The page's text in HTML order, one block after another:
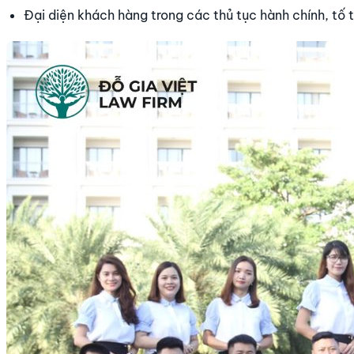
Đại diện khách hàng trong các thủ tục hành chính, tố